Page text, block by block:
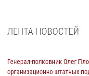
ЛЕНТА НОВОСТЕЙ
Генерал-полковник Олег
организационно-штатных